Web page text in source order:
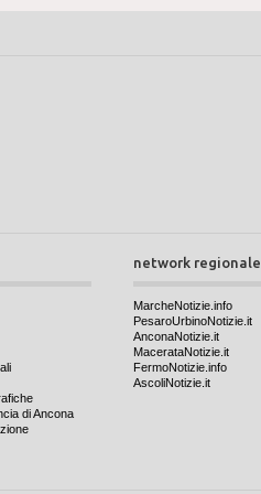
di Ancona
network regionale
MarcheNotizie.info
PesaroUrbinoNotizie.it
AnconaNotizie.it
MacerataNotizie.it
FermoNotizie.info
AscoliNotizie.it